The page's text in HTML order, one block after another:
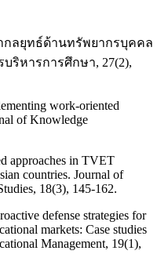
กลยุทธ์ด้านทรัพยากรบุคคล
ริหารการศึกษา, 27(2),
work-oriented
of Knowledge
approaches in TVET
countries. Journal of
18(3), 145-162.
defense strategies for
markets: Case studies
Management, 19(1),